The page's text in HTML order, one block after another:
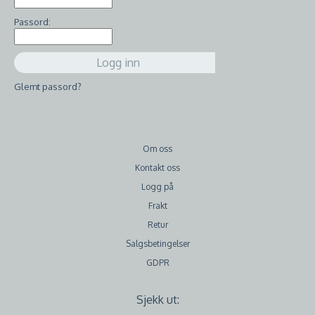
Passord:
Glemt passord?
Om oss
Kontakt oss
Logg på
Frakt
Retur
Salgsbetingelser
GDPR
Sjekk ut: